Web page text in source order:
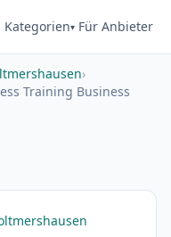
Kategorien Für Anbieter
›
Training Business